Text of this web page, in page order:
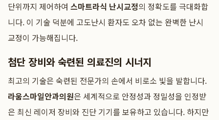
단위까지 제어하여 스마트라식 난시교정의 정확도를 극대화합
니다. 이 기술 덕분에 고도난시 환자도 오차 없는 완벽한 난시
교정이 가능해집니다.
첨단 장비와 숙련된 의료진의 시너지
최고의 기술은 숙련된 전문가의 손에서 비로소 빛을 발합니다.
라움스마일안과의원은 세계적으로 안정성과 정밀성을 인정받
은 최신 레이저 장비와 진단 기기를 보유하고 있습니다. 하지만